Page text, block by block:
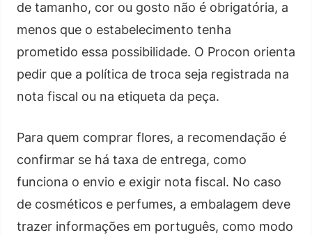
de tamanho, cor ou gosto não é obrigatória, a
menos que o estabelecimento tenha
prometido essa possibilidade. O Procon orienta
pedir que a política de troca seja registrada na
nota fiscal ou na etiqueta da peça.
Para quem comprar flores, a recomendação é
confirmar se há taxa de entrega, como
funciona o envio e exigir nota fiscal. No caso
de cosméticos e perfumes, a embalagem deve
trazer informações em português, como modo